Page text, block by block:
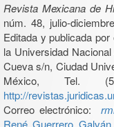
Revista Mexicana de
núm. 48, julio-
Editada y publicada
la Universidad
Cueva s/n, Ciudad
México,
http://
Correo electrónico: